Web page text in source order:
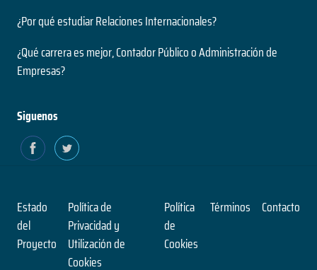
¿Por qué estudiar Relaciones Internacionales?
¿Qué carrera es mejor, Contador Público o Administración de
Empresas?
Siguenos
Estado
del
Proyecto
Política de
Privacidad y
Utilización de
Cookies
Política
de
Cookies
Términos Contacto